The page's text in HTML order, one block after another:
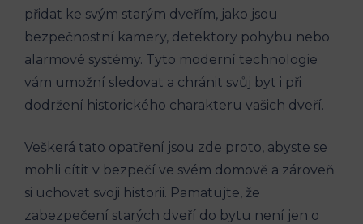
přidat ke svým starým dveřím, jako jsou
bezpečnostní kamery, detektory pohybu nebo
alarmové systémy. Tyto moderní technologie
vám umožní sledovat a chránit svůj byt i při
dodržení historického charakteru vašich dveří.
Veškerá tato opatření jsou zde proto, abyste se
mohli cítit v bezpečí ve svém domově a zároveň
si uchovat svoji historii. Pamatujte, že
zabezpečení starých dveří do bytu není jen o